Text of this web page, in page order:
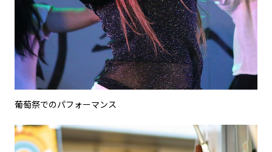
葡萄祭でのパフォーマンス